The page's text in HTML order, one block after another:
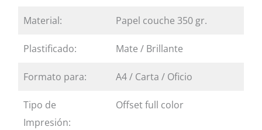
Material: Papel couche 350 gr.
Plastificado: Mate / Brillante
Formato para: A4 / Carta / Oficio
Tipo de
Impresión:
Offset full color